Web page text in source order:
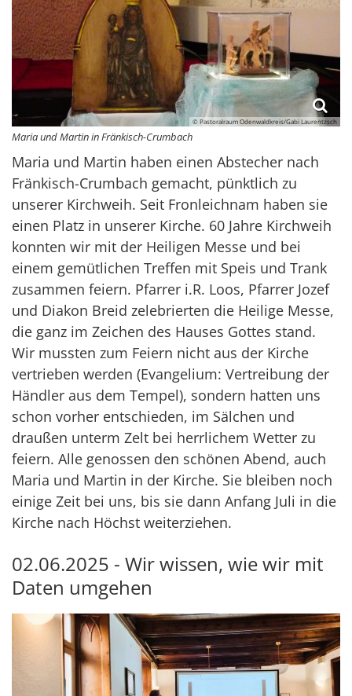
© Pastoralraum Odenwaldkreis/Gabi Laurentzsch
Maria und Martin in Fränkisch-Crumbach
Maria und Martin haben einen Abstecher nach
Fränkisch-Crumbach gemacht, pünktlich zu
unserer Kirchweih. Seit Fronleichnam haben sie
einen Platz in unserer Kirche. 60 Jahre Kirchweih
konnten wir mit der Heiligen Messe und bei
einem gemütlichen Treffen mit Speis und Trank
zusammen feiern. Pfarrer i.R. Loos, Pfarrer Jozef
und Diakon Breid zelebrierten die Heilige Messe,
die ganz im Zeichen des Hauses Gottes stand.
Wir mussten zum Feiern nicht aus der Kirche
vertrieben werden (Evangelium: Vertreibung der
Händler aus dem Tempel), sondern hatten uns
schon vorher entschieden, im Sälchen und
draußen unterm Zelt bei herrlichem Wetter zu
feiern. Alle genossen den schönen Abend, auch
Maria und Martin in der Kirche. Sie bleiben noch
einige Zeit bei uns, bis sie dann Anfang Juli in die
Kirche nach Höchst weiterziehen.
02.06.2025 - Wir wissen, wie wir mit
Daten umgehen